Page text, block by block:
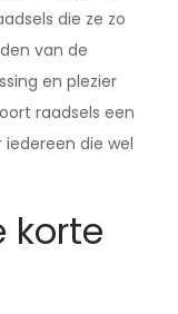
die ze zo
van de
en plezier
raadsels een
die wel
korte